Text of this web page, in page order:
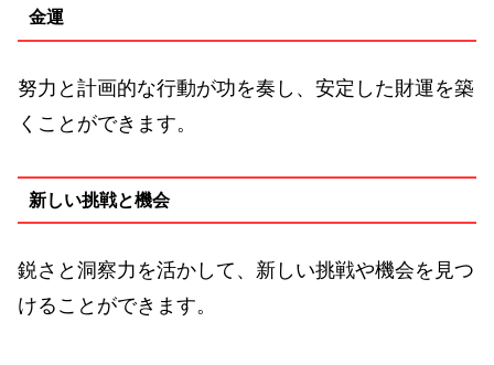
金運
努力と計画的な行動が功を奏し、安定した財運を築
くことができます。
新しい挑戦と機会
鋭さと洞察力を活かして、新しい挑戦や機会を見つ
けることができます。